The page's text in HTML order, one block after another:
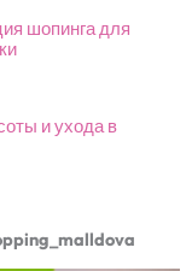
шопинга для
и ухода в